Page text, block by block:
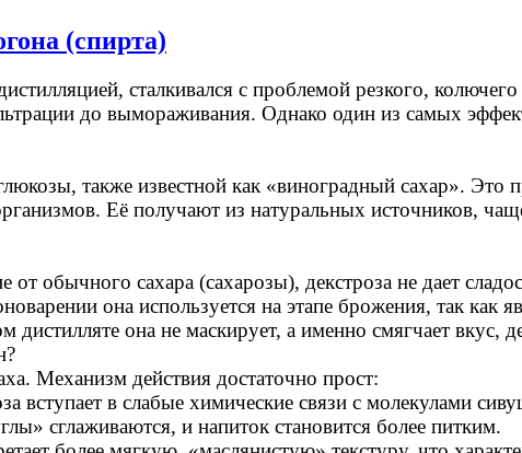
(спирта)
сталкивался с проблемой резкого,
до вымораживания. Однако один из самых
также известной как «виноградный сахар». Это
Её получают из натуральных источников,
от обычного сахара (сахарозы), декстроза не дает
она используется на этапе брожения, так как
дистилляте она не маскирует, а именно смягчает вкус,
Механизм действия достаточно прост:
вступает в слабые химические связи с молекулами
сглаживаются, и напиток становится более питким.